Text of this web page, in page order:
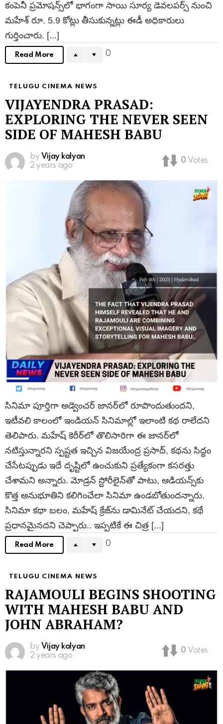
కంపెనీ ప్ర‌మోష‌న్స్‌లో భాగంగా సాయి సూర్య డెవలపర్స్ నుంచి
మ‌హేశ్‌ రూ. 5.9 కోట్లు తీసుకున్నట్లు ఈడీ అధికారులు
గుర్తించారు. [...]
Read More 0
TELUGU CINEMA NEWS
VIJAYENDRA PRASAD:
EXPLORING THE NEVER SEEN
SIDE OF MAHESH BABU
by Vijay kalyan
2 years ago
0 Votes
సినిమా పూర్తిగా అడ్వెంచర్ జానర్‌లో రూపొందుతుందని,
ఇటీవలి కాలంలో ఇండియన్ సినిమాల్లో ఇలాంటి కథ రాలేదని
తెలిపారు. మహేష్ కెరీర్‌లో తొలిసారిగా ఈ జానర్‌లో
నటిస్తున్నారని స్పష్టత ఇచ్చిన విజయేంద్ర ప్రసాద్, కథను సిద్ధం
చేసేటప్పుడు ఇదే దృష్టిలో ఉంచుకుని ప్రత్యేకంగా కసరత్తు
చేశామని అన్నారు. మోడ్రన్ స్టోరీలైన్‌తో పాటు, ఆడియన్స్‌కు
కొత్త అనుభూతిని కలిగించేలా సినిమా ఉండబోతుందన్నారు.
సినిమా కథా బలం, మహేష్ క్రేజ్‌ను డామినేట్ చేయదని, కథే
ప్రధానమైనదని చెప్పారు.. ఇప్పటికే ఈ చిత్ర [...]
Read More 0
TELUGU CINEMA NEWS
RAJAMOULI BEGINS SHOOTING
WITH MAHESH BABU AND
JOHN ABRAHAM?
by Vijay kalyan
2 years ago
0 Votes